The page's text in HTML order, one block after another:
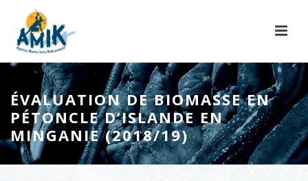
ÉVALUATION DE BIOMASSE EN
PÉTONCLE D’ISLANDE EN
MINGANIE (2018/19)